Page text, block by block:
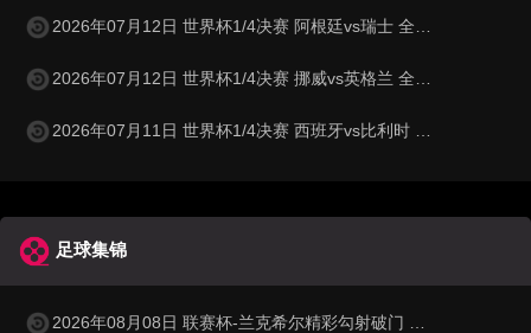
2026年07月12日 世界杯1/4决赛 阿根廷vs瑞士 全场录像
2026年07月12日 世界杯1/4决赛 挪威vs英格兰 全场录像
2026年07月11日 世界杯1/4决赛 西班牙vs比利时 全场录像
足球集锦
2026年08月08日 联赛杯-兰克希尔精彩勾射破门 米德尔斯堡1-0雷克瑟姆